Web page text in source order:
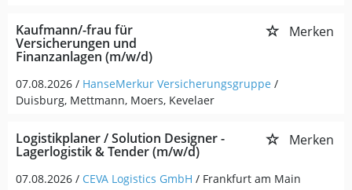
Kaufmann/-frau für
Versicherungen und
Finanzanlagen (m/w/d)
Merken
07.08.2026 / HanseMerkur Versicherungsgruppe /
Duisburg, Mettmann, Moers, Kevelaer
Logistikplaner / Solution Designer -
Lagerlogistik & Tender (m/w/d)
Merken
07.08.2026 / CEVA Logistics GmbH / Frankfurt am Main